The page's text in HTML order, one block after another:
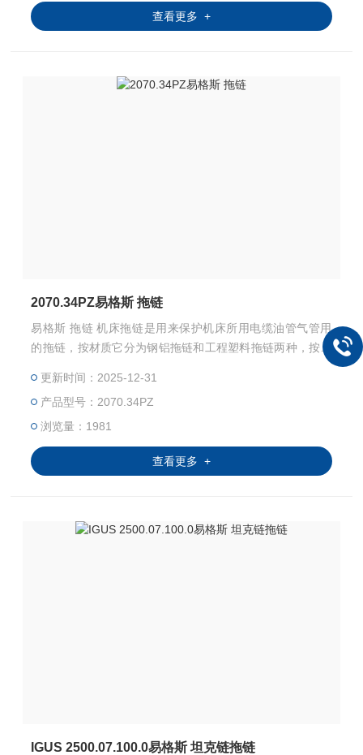
查看更多 +
2070.34PZ易格斯 拖链
易格斯 拖链 机床拖链是用来保护机床所用电缆油管气管用
的拖链，按材质它分为钢铝拖链和工程塑料拖链两种，按结
构来分，有桥式（在外边可以看到电缆等）全封闭（外边看
不到电缆等）。
更新时间：2025-12-31
产品型号：2070.34PZ
浏览量：1981
查看更多 +
IGUS 2500.07.100.0易格斯 坦克链拖链